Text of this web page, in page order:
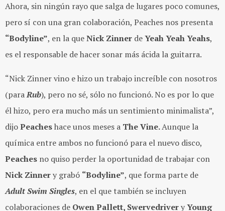
Ahora, sin ningún rayo que salga de lugares poco comunes,
pero sí con una gran colaboración, Peaches nos presenta
“Bodyline”, en la queNick Zinner deYeah Yeah Yeahs,
es el responsable de hacer sonar más ácida la guitarra.
“Nick Zinner vino e hizo un trabajo increíble con nosotros
(paraRub), pero no sé, sólo no funcionó. No es por lo que
él hizo, pero era mucho más un sentimiento minimalista”,
dijoPeacheshace unos meses a The Vine.Aunque la
química entre ambos no funcionó para el nuevo disco,
Peaches no quiso perder la oportunidad de trabajar con
Nick Zinnery grabó “Bodyline”, que forma parte de
Adult Swim Singles, en el que también se incluyen
colaboraciones de Owen Pallett, SwervedriveryYoung